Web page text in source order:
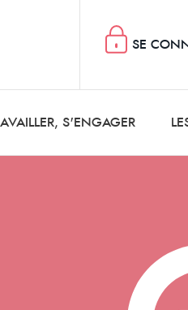
S'ENGAGER
SE